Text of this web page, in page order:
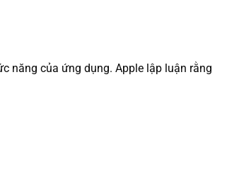
năng của ứng dụng. Apple lập luận rằng